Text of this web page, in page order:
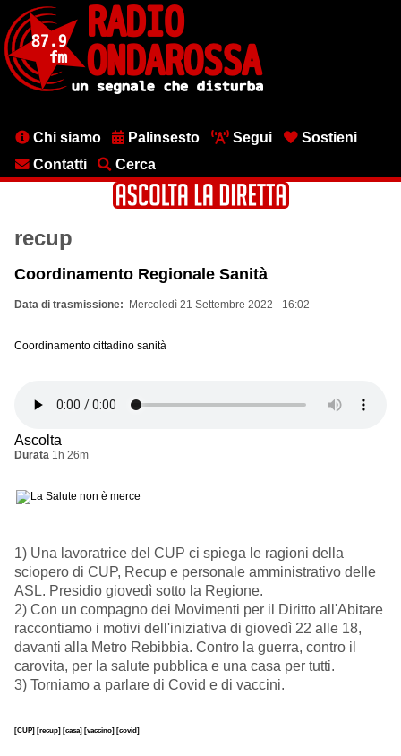
contenuto
principale
MenuChi siamo Palinsesto Segui
Sostieni
Contatti
Cerca
recup
Coordinamento Regionale Sanità
Data di trasmissione Mercoledì 21 Settembre 2022 - 16:02
Coordinamento cittadino sanità
Ascolta
Durata 1h 26m
1) Una lavoratrice del CUP ci spiega le ragioni della
sciopero di CUP, Recup e personale amministrativo delle
ASL. Presidio giovedì sotto la Regione.
2) Con un compagno dei Movimenti per il Diritto all'Abitare
raccontiamo i motivi dell'iniziativa di giovedì 22 alle 18,
davanti alla Metro Rebibbia. Contro la guerra, contro il
carovita, per la salute pubblica e una casa per tutti.
3) Torniamo a parlare di Covid e di vaccini.
[CUP] [recup] [casa] [vaccino] [covid]